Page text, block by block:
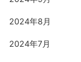
2024年8月
2024年7月